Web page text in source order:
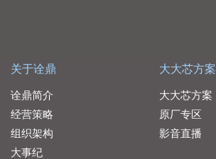
关于诠鼎
诠鼎简介
经营策略
组织架构
大事纪
大大芯方案
大大芯方案
原厂专区
影音直播